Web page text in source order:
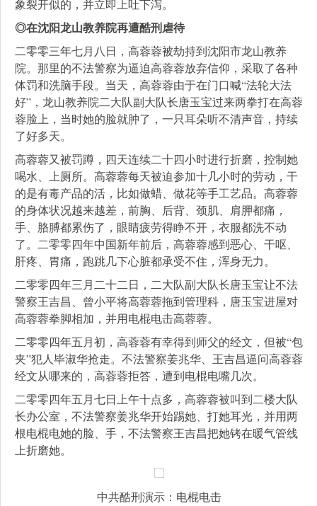
象裂开似的，并立即上吐下泻。
◎在沈阳龙山教养院再遭酷刑虐待
二零零三年七月八日，高蓉蓉被劫持到沈阳市龙山教养
院。那里的不法警察为逼迫高蓉蓉放弃信仰，采取了各种
体罚和洗脑手段。当天，高蓉蓉由于在门口喊“法轮大法
好”，龙山教养院二大队副大队长唐玉宝过来两拳打在高蓉
蓉脸上，当时她的脸就肿了，一只耳朵听不清声音，持续
了好多天。
高蓉蓉又被罚蹲，四天连续二十四小时进行折磨，控制她
喝水、上厕所。高蓉蓉每天被迫参加十几小时的劳动，干
的是有毒产品的活，比如做蜡、做花等手工艺品。高蓉蓉
的身体状况越来越差，前胸、后背、颈肌、肩胛都痛，
手、胳膊都累伤了，眼睛疲劳得睁不开，衣服都洗不动
了。二零零四年中国新年前后，高蓉蓉感到恶心、干呕、
肝疼、胃痛，跑跳几下心脏都承受不住，浑身无力。
二零零四年三月二十二日，二大队副大队长唐玉宝让不法
警察王吉昌、曾小平将高蓉蓉拖到管理科，唐玉宝进屋对
高蓉蓉拳脚相加，并用电棍电击高蓉蓉。
二零零四年五月初，高蓉蓉有幸得到师父的经文，但被“包
夹”犯人毕淑华抢走。不法警察姜兆华、王吉昌逼问高蓉蓉
经文从哪来的，高蓉蓉拒答，遭到电棍电嘴几次。
二零零四年五月七日上午十点多，高蓉蓉被叫到二楼大队
长办公室，不法警察姜兆华开始踢她、打她耳光，并用两
根电棍电她的脸、手，不法警察王吉昌把她铐在暖气管线
上折磨她。
中共酷刑演示：电棍电击